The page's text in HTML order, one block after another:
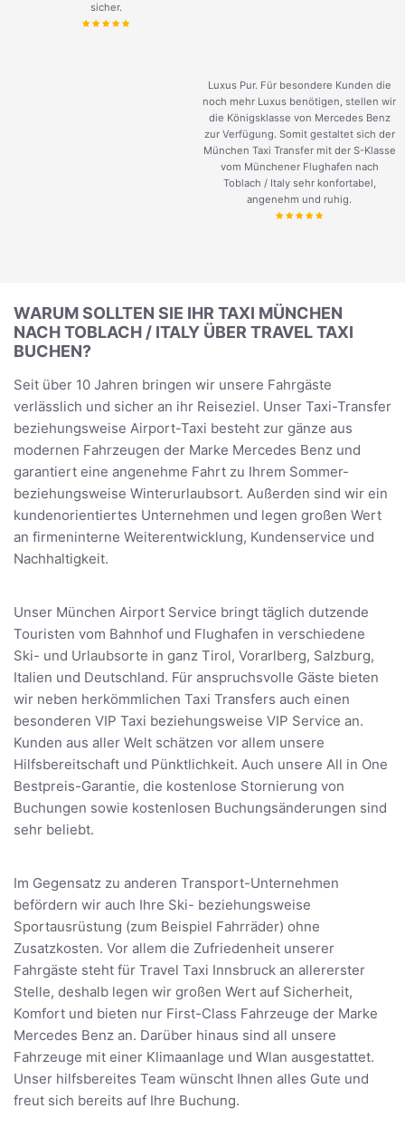
sicher.
Luxus Pur. Für besondere Kunden die
noch mehr Luxus benötigen, stellen wir
die Königsklasse von Mercedes Benz
zur Verfügung. Somit gestaltet sich der
München Taxi Transfer mit der S-Klasse
vom Münchener Flughafen nach
Toblach / Italy sehr konfortabel,
angenehm und ruhig.
WARUM SOLLTEN SIE IHR TAXI MÜNCHEN
NACH TOBLACH / ITALY ÜBER TRAVEL TAXI
BUCHEN?
Seit über 10 Jahren bringen wir unsere Fahrgäste
verlässlich und sicher an ihr Reiseziel. Unser Taxi-Transfer
beziehungsweise Airport-Taxi besteht zur gänze aus
modernen Fahrzeugen der Marke Mercedes Benz und
garantiert eine angenehme Fahrt zu Ihrem Sommer-
beziehungsweise Winterurlaubsort. Außerden sind wir ein
kundenorientiertes Unternehmen und legen großen Wert
an firmeninterne Weiterentwicklung, Kundenservice und
Nachhaltigkeit.
Unser München Airport Service bringt täglich dutzende
Touristen vom Bahnhof und Flughafen in verschiedene
Ski- und Urlaubsorte in ganz Tirol, Vorarlberg, Salzburg,
Italien und Deutschland. Für anspruchsvolle Gäste bieten
wir neben herkömmlichen Taxi Transfers auch einen
besonderen VIP Taxi beziehungsweise VIP Service an.
Kunden aus aller Welt schätzen vor allem unsere
Hilfsbereitschaft und Pünktlichkeit. Auch unsere All in One
Bestpreis-Garantie, die kostenlose Stornierung von
Buchungen sowie kostenlosen Buchungsänderungen sind
sehr beliebt.
Im Gegensatz zu anderen Transport-Unternehmen
befördern wir auch Ihre Ski- beziehungsweise
Sportausrüstung (zum Beispiel Fahrräder) ohne
Zusatzkosten. Vor allem die Zufriedenheit unserer
Fahrgäste steht für Travel Taxi Innsbruck an allererster
Stelle, deshalb legen wir großen Wert auf Sicherheit,
Komfort und bieten nur First-Class Fahrzeuge der Marke
Mercedes Benz an. Darüber hinaus sind all unsere
Fahrzeuge mit einer Klimaanlage und Wlan ausgestattet.
Unser hilfsbereites Team wünscht Ihnen alles Gute und
freut sich bereits auf Ihre Buchung.